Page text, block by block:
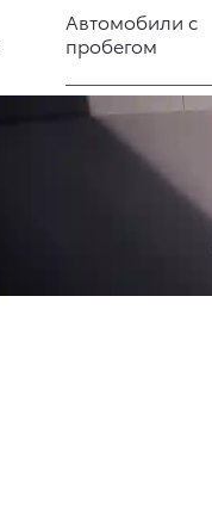
Автомобили с
пробегом